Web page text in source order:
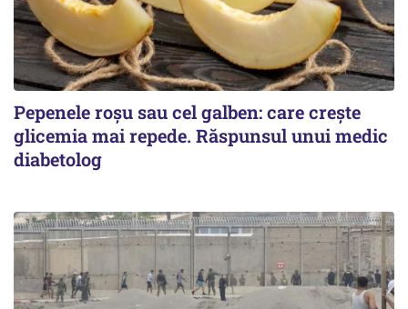
Pepenele roșu sau cel galben: care crește
glicemia mai repede. Răspunsul unui medic
diabetolog